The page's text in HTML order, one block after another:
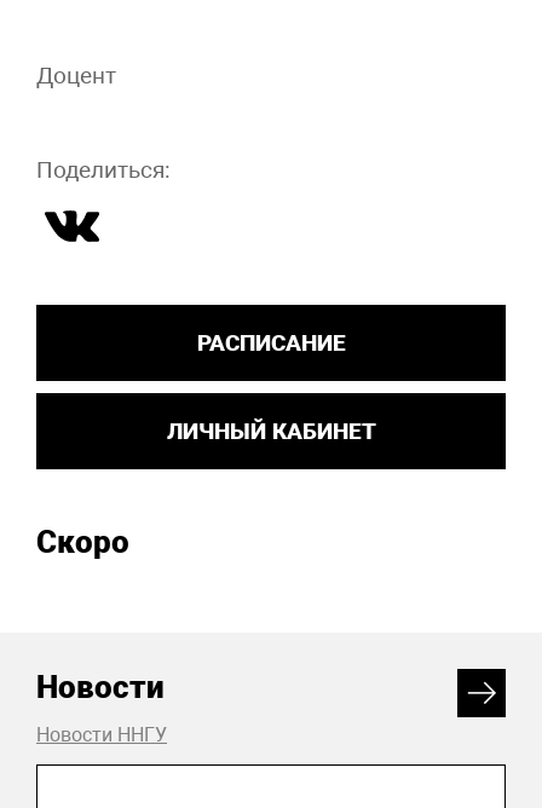
Доцент
Поделиться:
РАСПИСАНИЕ
ЛИЧНЫЙ КАБИНЕТ
Скоро
Новости
Новости ННГУ